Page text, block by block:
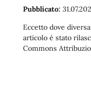
Pubblicato:
Eccetto dove
articolo è stato
Commons